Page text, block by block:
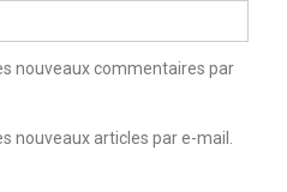
nouveaux commentaires par
nouveaux articles par e-mail.